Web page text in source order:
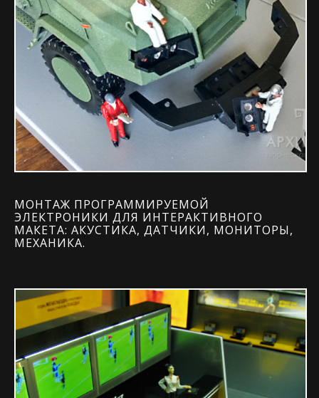
МОНТАЖ ПРОГРАММИРУЕМОЙ
ЭЛЕКТРОНИКИ ДЛЯ ИНТЕРАКТИВНОГО
МАКЕТА: АКУСТИКА, ДАТЧИКИ, МОНИТОРЫ,
МЕХАНИКА.